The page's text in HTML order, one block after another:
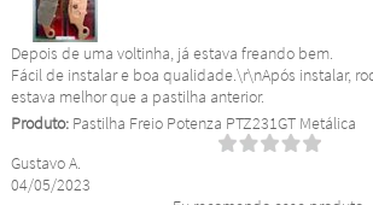
Depois de uma voltinha, já estava freando bem.
Fácil de instalar e boa qualidade.\r\nApós instalar,
estava melhor que a pastilha anterior.
Produto:Pastilha Freio Potenza PTZ231GT Metálica
Gustavo A.
04/05/2023